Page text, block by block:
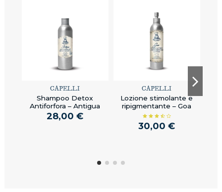
CAPELLI
Shampoo Detox
Antiforfora – Antigua
28,00 €
CAPELLI
Lozione stimolante e
ripigmentante – Goa
30,00 €